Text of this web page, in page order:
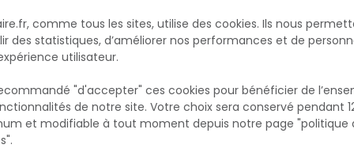
Rouleau laine de verre
URSA 16,2 m x 900 x 45 mm
Réf. 4017916501893
Rouleau de laine de verre acoustique URSA
revêtu, longueur 16,2 m, largeur 900 mm et
épaisseur 45 mm. Ce rouleau isole les
comme tous les sites, utilise des cookies. Ils nous
des statistiques, d’améliorer nos performances et de
utilisateur.
"d'accepter" ces cookies pour bénéficier de
de notre site. Votre choix sera conservé pendant
et modifiable à tout moment depuis notre page "politique